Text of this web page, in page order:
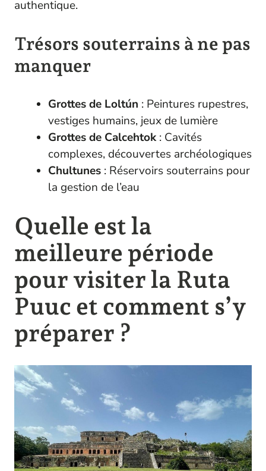
authentique.
Trésors souterrains à ne pas
manquer
Grottes de Loltún : Peintures rupestres,
vestiges humains, jeux de lumière
Grottes de Calcehtok: Cavités
complexes, découvertes archéologiques
Chultunes : Réservoirs souterrains pour
la gestion de l’eau
Quelle est la
meilleure période
pour visiter la Ruta
Puuc et comment s’y
préparer ?